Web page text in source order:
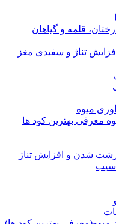
قلمه و گیاهان
تناژ و سفیدی مغز
میوه
معرفی بهترین کود ها
شدن و افزایش تناژ
سیب